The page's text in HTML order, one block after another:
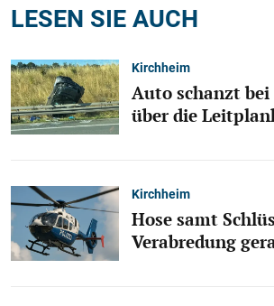
LESEN SIE AUCH
Kirchheim
Auto schanzt
über die
Kirchheim
Hose samt
Verabredung